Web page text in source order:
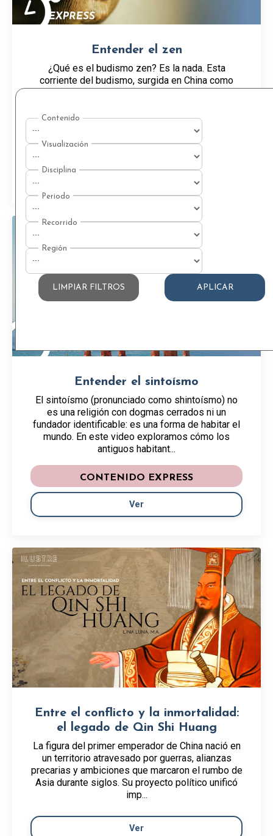
LIMPIAR FILTROS APLICAR
Entender el zen
¿Qué es el budismo zen? Es la nada. Esta
corriente del budismo, surgida en China como
Chan y desarrollada en Japón como Zen, propone
monumentales, sin ...
CONTENIDO EXPRESS
Ver
Entender el sintoísmo
El sintoísmo (pronunciado como shintoísmo) no
es una religión con dogmas cerrados ni un
fundador identificable: es una forma de habitar el
mundo. En este video exploramos cómo los
antiguos habitant...
CONTENIDO EXPRESS
Ver
Entre el conflicto y la inmortalidad:
el legado de Qin Shi Huang
La figura del primer emperador de China nació en
un territorio atravesado por guerras, alianzas
precarias y ambiciones que marcaron el rumbo de
Asia durante siglos. Su proyecto político unificó
imp...
Ver